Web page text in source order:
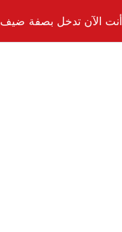
أنت الآن تدخل بصفة ضيف